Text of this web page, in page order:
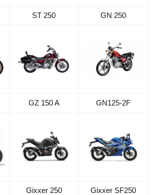
ST 250 GN 250
GZ 150 A GN125-2F
Gixxer 250 Gixxer SF250